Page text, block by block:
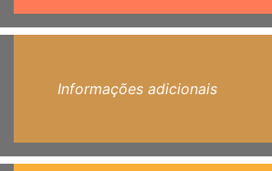
Informações adicionais